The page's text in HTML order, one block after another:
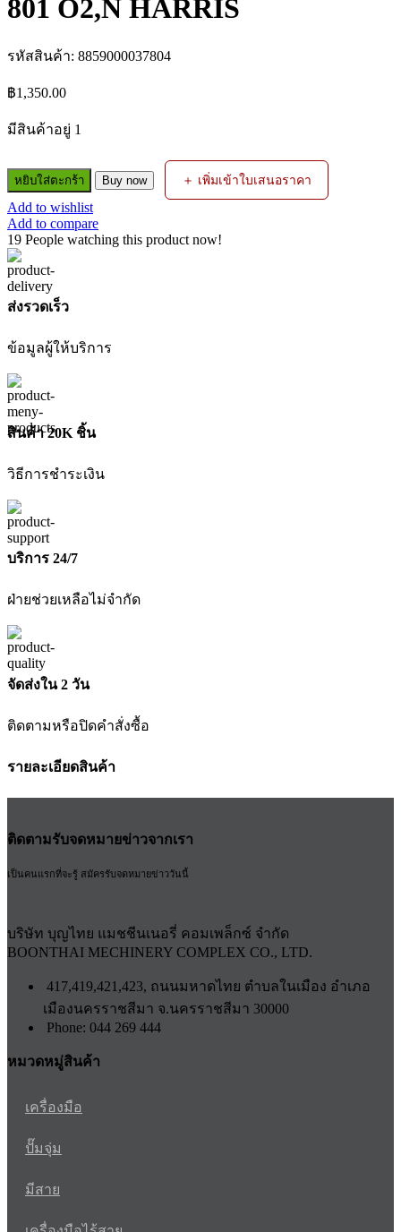
801 O2,N HARRIS
รหัสสินค้า: 8859000037804
฿1,350.00
มีสินค้าอยู่ 1
จำนวน
กัน
ไฟ
ย้อน#188GGR
ต่อ
ด้าม
รุ่น
HARRIS
ชิ้น
หยิบใส่ตะกร้า Buy now ＋ เพิ่มเข้าใบเสนอราคา
Add to wishlist
Add to compare
19 People watching this product now!
ส่งรวดเร็ว
ข้อมูลผู้ให้บริการ
สินค้า 20K ชิ้น
วิธีการชำระเงิน
บริการ 24/7
ฝ่ายช่วยเหลือไม่จำกัด
จัดส่งใน 2 วัน
ติดตามหรือปิดคำสั่งซื้อ
รายละเอียดสินค้า
ติดตามรับจดหมายข่าวจากเรา
เป็นคนแรกที่จะรู้ สมัครรับจดหมายข่าววันนี้
บริษัท บุญไทย แมชชีนเนอรี่ คอมเพล็กซ์ จำกัด
BOONTHAI MECHINERY COMPLEX CO., LTD.
417,419,421,423, ถนนมหาดไทย ตำบลในเมือง อำเภอ
เมืองนครราชสีมา จ.นครราชสีมา 30000
Phone: 044 269 444
หมวดหมู่สินค้า
เครื่องมือ
ปั๊มจุ่ม
มีสาย